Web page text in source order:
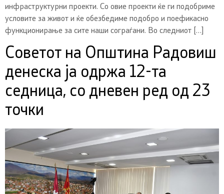
инфраструктурни проекти. Со овие проекти ќе ги подобриме
условите за живот и ќе обезбедиме подобро и поефикасно
функционирање за сите наши сограѓани. Во следниот […]
Советот на Општина Радовиш
денеска ја одржа 12-та
седница, со дневен ред од 23
точки